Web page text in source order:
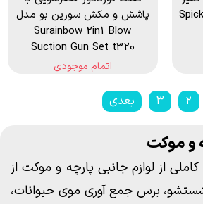
کردن خودرو اسپیک مدل Spick
پاشش و مكش سورین بو مدل
Surainbow 2in1 Blow
Suction Gun Set t320
اتمام موجودی
۲ ۳ بعدی
و موکت
ازلوازم جانبی پارچه و موکت از
، برس جمع آوری موی حیوانات،